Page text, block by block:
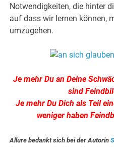
Notwendigkeiten, die hinter
auf dass wir lernen können,
umzugehen.
Je mehr Du an Deine
sind
Je mehr Du Dich als Teil
weniger haben
Allure bedankt sich bei der Autorin